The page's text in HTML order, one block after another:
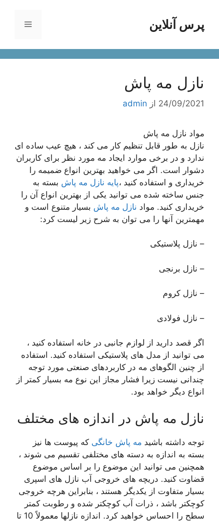
محتواپرس آنلاین فهرست
نازل مه پاش
24/09/2021 از admin
مواد نازل مه پاش
نازل به طور قابل تنظیم کار می کند ، هیچ عیب ساده ای
ندارد و در برخی موارد ایجاد مه مورد نظر برای کاربران
دشوار است. اگر می خواهید بهترین انواع ضمیمه را
خریداری و استفاده کنید ،پایه نازل مه پاش بسته به
جنس ساخته شده می توانید یکی از بهترین انواع آن را
خریداری کنید. مواد نازل مه پاش بسیار متنوع است و
مهمترین آنها را می توان به شرح زیر لیست کرد:
– نازل پلاستیکی
– نازل برنجی
– نازل کروم
– نازل فولادی
اگر قصد دارید از لوازم جانبی در خانه استفاده کنید ،
می توانید از مدل های پلاستیکی استفاده کنید. استفاده
از چنین الگوهای مه در کاربردهای صنعتی مورد توجه
چندانی نیست زیرا فشار مجاز این نوع مه بسیار کمتر از
انواع دیگر خواهد بود.
نازل مه پاش در اندازه های مختلف
توجه داشته باشید مه پاش خانگی که پیوست ها نیز
بسته به اندازه به دسته های مختلفی تقسیم می شوند ،
همچنین می توانید این موضوع را بر اساس موضوع
قضاوت کنید. دریچه های خروجی آب نازل های اسپری
بسیار متفاوت از یکدیگر هستند ، بنابراین هرچه خروجی
کوچکتر باشد ، ذرات آب کوچکتر شده و رطوبت کمتر
سطح را احساس خواهید کرد. اندازه نازلها معمولاً 10 تا